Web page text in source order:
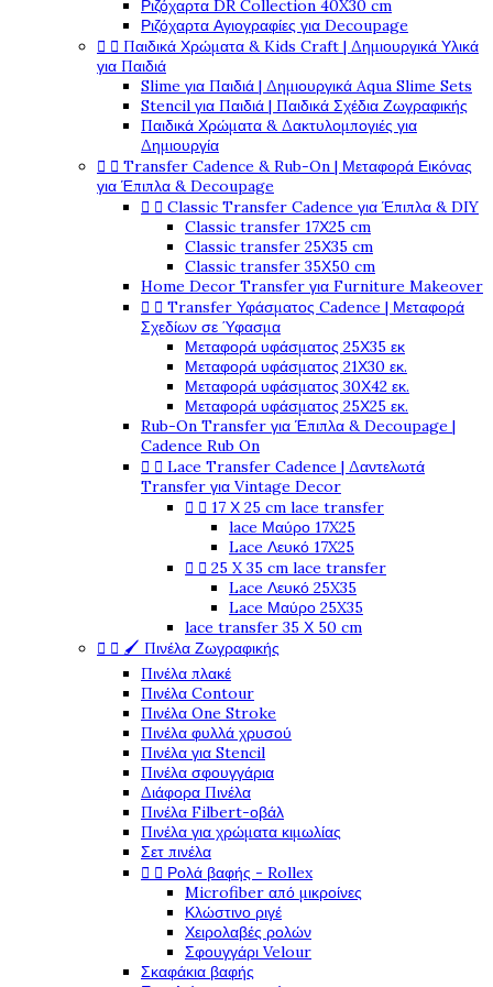
Ριζόχαρτα DR Collection 40X30 cm
Ριζόχαρτα Αγιογραφίες για Decoupage
  Παιδικά Χρώματα & Kids Craft | Δημιουργικά Υλικά
για Παιδιά
Slime για Παιδιά | Δημιουργικά Aqua Slime Sets
Stencil για Παιδιά | Παιδικά Σχέδια Ζωγραφικής
Παιδικά Χρώματα & Δακτυλομπογιές για
Δημιουργία
  Transfer Cadence & Rub-On | Μεταφορά Εικόνας
για Έπιπλα & Decoupage
  Classic Transfer Cadence για Έπιπλα & DIY
Classic transfer 17Χ25 cm
Classic transfer 25Χ35 cm
Classic transfer 35Χ50 cm
Home Decor Transfer για Furniture Makeover
  Transfer Υφάσματος Cadence | Μεταφορά
Σχεδίων σε Ύφασμα
Μεταφορά υφάσματος 25Χ35 εκ
Μεταφορά υφάσματος 21Χ30 εκ.
Μεταφορά υφάσματος 30Χ42 εκ.
Μεταφορά υφάσματος 25Χ25 εκ.
Rub-On Transfer για Έπιπλα & Decoupage |
Cadence Rub On
  Lace Transfer Cadence | Δαντελωτά
Transfer για Vintage Decor
  17 Χ 25 cm lace transfer
lace Μαύρο 17X25
Lace Λευκό 17X25
  25 X 35 cm lace transfer
Lace Λευκό 25X35
Lace Μαύρο 25X35
lace transfer 35 Χ 50 cm
  🖌️ Πινέλα Ζωγραφικής
Πινέλα πλακέ
Πινέλα Contour
Πινέλα One Stroke
Πινέλα φυλλά χρυσού
Πινέλα για Stencil
Πινέλα σφουγγάρια
Διάφορα Πινέλα
Πινέλα Filbert-οβάλ
Πινέλα για χρώματα κιμωλίας
Σετ πινέλα
  Ρολά βαφής - Rollex
Microfiber από μικροίνες
Κλώστινο ριγέ
Χειρολαβές ρολών
Σφουγγάρι Velour
Σκαφάκια βαφής